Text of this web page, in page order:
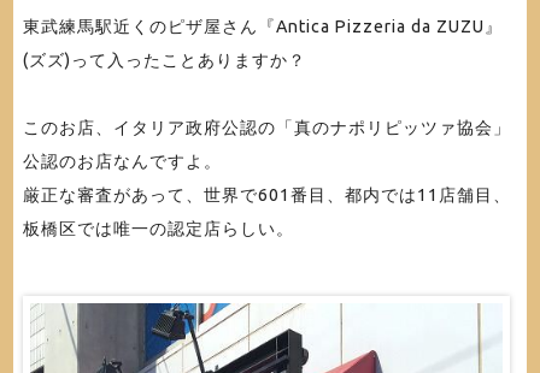
東武練馬駅近くのピザ屋さん『Antica Pizzeria da ZUZU』
(ズズ)って入ったことありますか？
このお店、イタリア政府公認の「真のナポリピッツァ協会」
公認のお店なんですよ。
厳正な審査があって、世界で601番目、都内では11店舗目、
板橋区では唯一の認定店らしい。